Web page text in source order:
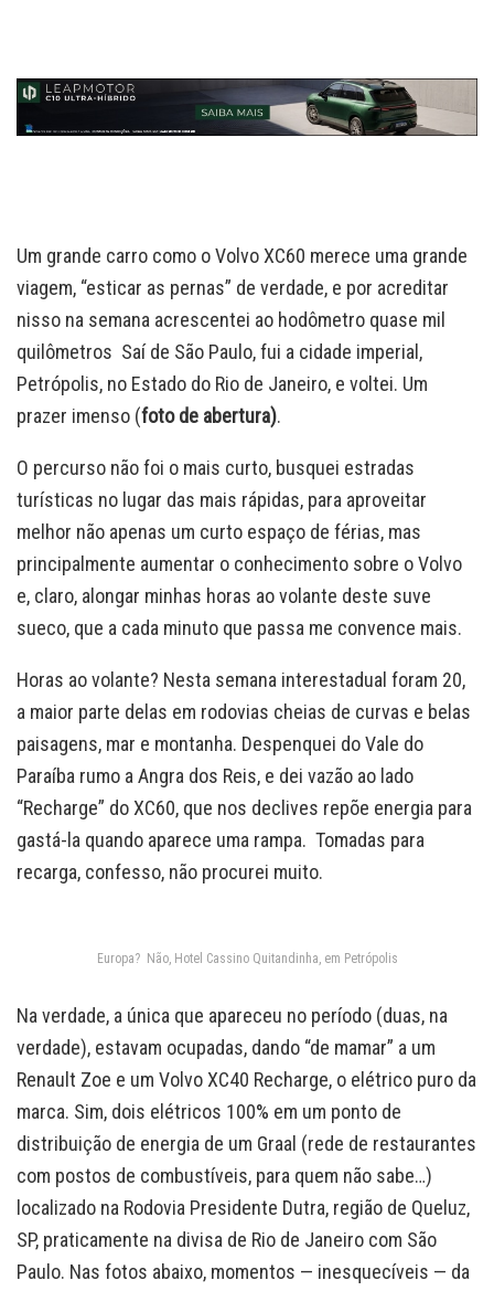
p
p
I
n
o
k
n
k
Um grande carro como o Volvo XC60 merece uma grande
viagem, “esticar as pernas” de verdade, e por acreditar
nisso na semana acrescentei ao hodômetro quase mil
quilômetros Saí de São Paulo, fui a cidade imperial,
Petrópolis, no Estado do Rio de Janeiro, e voltei. Um
prazer imenso (foto de abertura).
O percurso não foi o mais curto, busquei estradas
turísticas no lugar das mais rápidas, para aproveitar
melhor não apenas um curto espaço de férias, mas
principalmente aumentar o conhecimento sobre o Volvo
e, claro, alongar minhas horas ao volante deste suve
sueco, que a cada minuto que passa me convence mais.
Horas ao volante? Nesta semana interestadual foram 20,
a maior parte delas em rodovias cheias de curvas e belas
paisagens, mar e montanha. Despenquei do Vale do
Paraíba rumo a Angra dos Reis, e dei vazão ao lado
“Recharge” do XC60, que nos declives repõe energia para
gastá-la quando aparece uma rampa. Tomadas para
recarga, confesso, não procurei muito.
Europa? Não, Hotel Cassino Quitandinha, em Petrópolis
Na verdade, a única que apareceu no período (duas, na
verdade), estavam ocupadas, dando “de mamar” a um
Renault Zoe e um Volvo XC40 Recharge, o elétrico puro da
marca. Sim, dois elétricos 100% em um ponto de
distribuição de energia de um Graal (rede de restaurantes
com postos de combustíveis, para quem não sabe…)
localizado na Rodovia Presidente Dutra, região de Queluz,
SP, praticamente na divisa de Rio de Janeiro com São
Paulo. Nas fotos abaixo, momentos — inesquecíveis — da